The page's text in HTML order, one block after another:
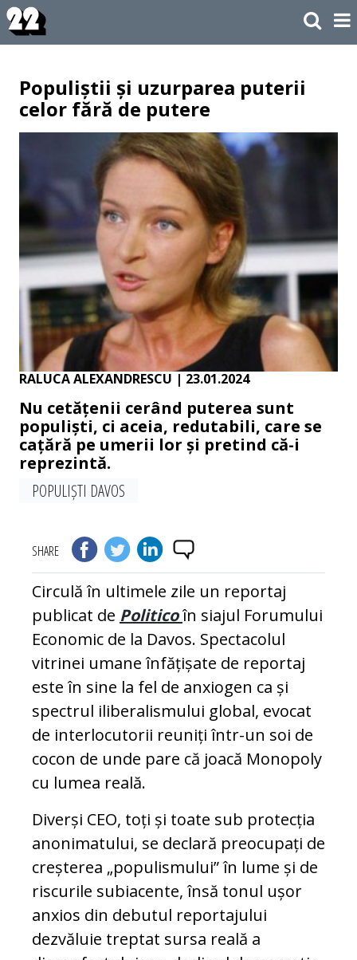
Populiștii și uzurparea puterii
celor fără de putere
RALUCA ALEXANDRESCU | 23.01.2024
Nu cetățenii cerând puterea sunt
populiști, ci aceia, redutabili, care se
cațără pe umerii lor și pretind că-i
reprezintă.
POPULIȘTI DAVOS
SHARE
Circulă în ultimele zile un reportaj
publicat de Politicoîn siajul Forumului
Economic de la Davos. Spectacolul
vitrinei umane înfățișate de reportaj
este în sine la fel de anxiogen ca și
spectrul iliberalismului global, evocat
de interlocutorii reuniți într-un soi de
cocon de unde pare că joacă Monopoly
cu lumea reală.
Diverși CEO, toți și toate sub protecția
anonimatului, se declară preocupați de
creșterea „populismului” în lume și de
riscurile subiacente, însă tonul ușor
anxios din debutul reportajului
dezvăluie treptat sursa reală a